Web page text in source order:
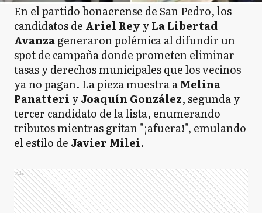
En el partido bonaerense de San Pedro, los
candidatos de Ariel Rey yLa Libertad
Avanzageneraron polémica al difundir un
spot de campaña donde prometen eliminar
tasas y derechos municipales que los vecinos
ya no pagan. La pieza muestra aMelina
Panatteri yJoaquín González, segunda y
tercer candidato de la lista, enumerando
tributos mientras gritan "¡afuera!", emulando
el estilo de Javier Milei.
Ads